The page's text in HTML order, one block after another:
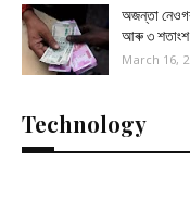
অজন্তা নেওগৰ
আৰু ৩ শতাংশ
March 16,
Technology